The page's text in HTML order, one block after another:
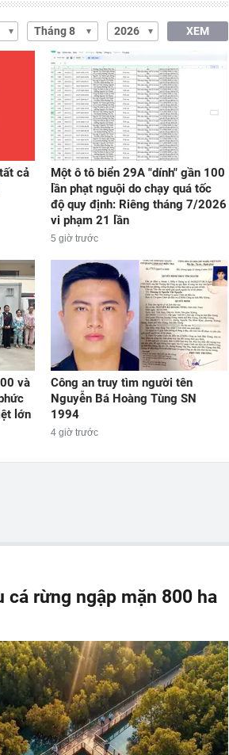
XEM
cả
Một ô tô biển 29A "dính" gần 100
lần phạt nguội do chạy quá tốc
độ quy định: Riêng tháng 7/2026
vi phạm 21 lần
5 giờ trước
và
lớn
Công an truy tìm người tên
Nguyễn Bá Hoàng Tùng SN
1994
4 giờ trước
cá rừng ngập mặn 800 ha